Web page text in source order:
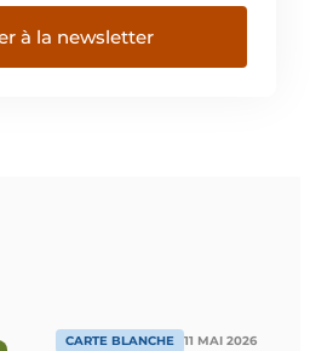
à la newsletter
CARTE BLANCHE 11 MAI 2026